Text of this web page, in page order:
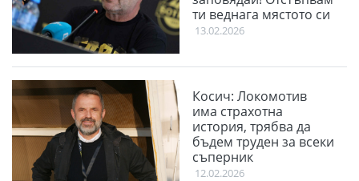
ти веднага мястото си
13.02.2026
Косич: Локомотив
има страхотна
история, трябва да
бъдем труден за всеки
съперник
12.02.2026